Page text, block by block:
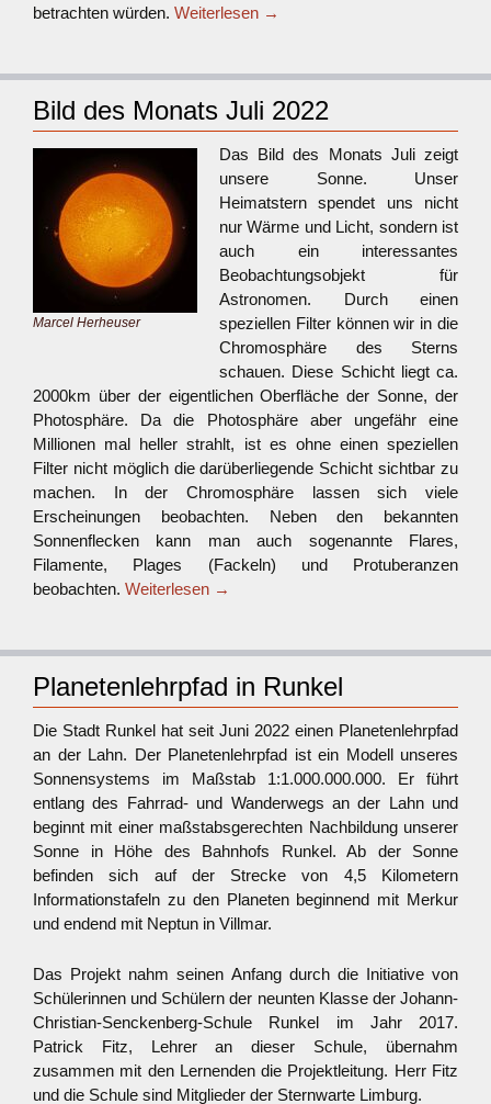
betrachten würden. Weiterlesen →
Bild des Monats Juli 2022
Marcel Herheuser
Das Bild des Monats Juli zeigt
unsere Sonne. Unser
Heimatstern spendet uns nicht
nur Wärme und Licht, sondern ist
auch ein interessantes
Beobachtungsobjekt für
Astronomen. Durch einen
speziellen Filter können wir in die
Chromosphäre des Sterns
schauen. Diese Schicht liegt ca.
2000km über der eigentlichen Oberfläche der Sonne, der
Photosphäre. Da die Photosphäre aber ungefähr eine
Millionen mal heller strahlt, ist es ohne einen speziellen
Filter nicht möglich die darüberliegende Schicht sichtbar zu
machen. In der Chromosphäre lassen sich viele
Erscheinungen beobachten. Neben den bekannten
Sonnenflecken kann man auch sogenannte Flares,
Filamente, Plages (Fackeln) und Protuberanzen
beobachten. Weiterlesen →
Planetenlehrpfad in Runkel
Die Stadt Runkel hat seit Juni 2022 einen Planetenlehrpfad
an der Lahn. Der Planetenlehrpfad ist ein Modell unseres
Sonnensystems im Maßstab 1:1.000.000.000. Er führt
entlang des Fahrrad- und Wanderwegs an der Lahn und
beginnt mit einer maßstabsgerechten Nachbildung unserer
Sonne in Höhe des Bahnhofs Runkel. Ab der Sonne
befinden sich auf der Strecke von 4,5 Kilometern
Informationstafeln zu den Planeten beginnend mit Merkur
und endend mit Neptun in Villmar.
Das Projekt nahm seinen Anfang durch die Initiative von
Schülerinnen und Schülern der neunten Klasse der Johann-
Christian-Senckenberg-Schule Runkel im Jahr 2017.
Patrick Fitz, Lehrer an dieser Schule, übernahm
zusammen mit den Lernenden die Projektleitung. Herr Fitz
und die Schule sind Mitglieder der Sternwarte Limburg.